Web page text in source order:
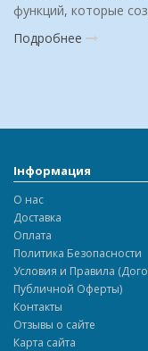
функций, которые
Подробнее
Інформация
О нас
Доставка
Оплата
Политика Безопасности
Условия и Правила
Публичной Оферты)
Контакты
Отзывы о сайте
Карта сайта